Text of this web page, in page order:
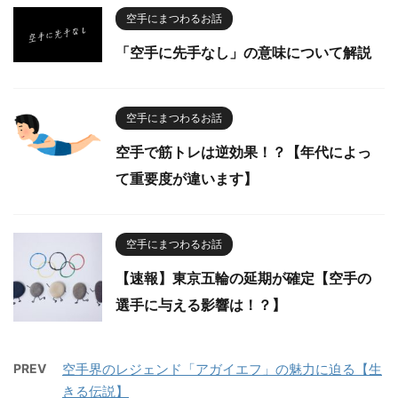
空手にまつわるお話
「空手に先手なし」の意味について解説
空手にまつわるお話
空手で筋トレは逆効果！？【年代によっ
て重要度が違います】
空手にまつわるお話
【速報】東京五輪の延期が確定【空手の
選手に与える影響は！？】
PREV
空手界のレジェンド「アガイエフ」の魅力に迫る【生
きる伝説】